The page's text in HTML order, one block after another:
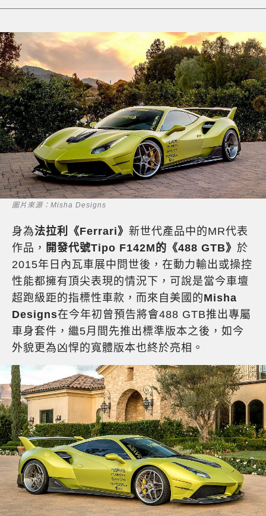
圖片來源：Misha Designs
身為法拉利《Ferrari》 新世代產品中的MR代表
作品， 開發代號Tipo F142M的《488 GTB》 於
2015年日內瓦車展中問世後，在動力輸出或操控
性能都擁有頂尖表現的情況下，可說是當今車壇
超跑級距的指標性車款，而來自美國的Misha
Designs在今年初曾預告將會488 GTB推出專屬
車身套件，繼5月間先推出標準版本之後，如今
外貌更為凶悍的寬體版本也終於亮相。